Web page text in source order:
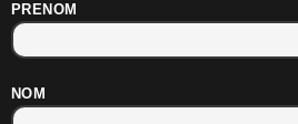
PRENOM
NOM